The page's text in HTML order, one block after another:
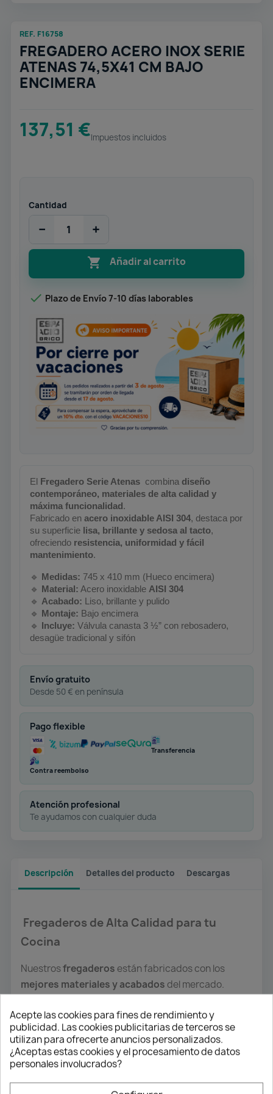
REF. F16758
FREGADERO ACERO INOX SERIE
ATENAS 74,5X41 CM BAJO
ENCIMERA
137,51 €Impuestos incluidos
Cantidad
− +
 Añadir al carrito
 Plazo de Envío 7-10 días laborables
El Fregadero Serie Atenas ️ combina diseño
contemporáneo, materiales de alta calidad y
máxima funcionalidad.
Fabricado en acero inoxidable AISI 304, destaca por
su superficie lisa, brillante y sedosa al tacto,
ofreciendo resistencia, uniformidad y fácil
mantenimiento.
🔹 Medidas: 745 x 410 mm (Hueco encimera)
🔹 Material: Acero inoxidable AISI 304
🔹 Acabado: Liso, brillante y pulido
🔹 Montaje: Bajo encimera
🔹 Incluye: Válvula canasta 3 ½” con rebosadero,
desagüe tradicional y sifón
Envío gratuito
Desde 50 € en península
Pago flexible
Transferencia
Contra reembolso
Atención profesional
Te ayudamos con cualquier duda
Descripción Detalles del producto Descargas
Fregaderos de Alta Calidad para tu
Cocina
Nuestrosfregaderos están fabricados con los
mejores materiales y acabados del mercado.
sonresistentes, duraderos e inoxidables,
garantizando una larga vida útil y un aspecto
impecable.✨
, desde diseños
Acepte las cookies para fines de rendimiento y
publicidad. Las cookies publicitarias de terceros se
utilizan para ofrecerte anuncios personalizados.
¿Aceptas estas cookies y el procesamiento de datos
personales involucrados?